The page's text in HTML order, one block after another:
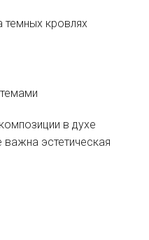
кровлях
в духе
эстетическая